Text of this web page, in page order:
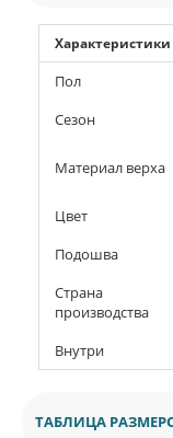
Характеристики
Пол
Сезон
Материал верха
Цвет
Подошва
Страна
производства
Внутри
ТАБЛИЦА